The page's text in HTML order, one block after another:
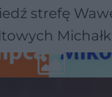
strefę